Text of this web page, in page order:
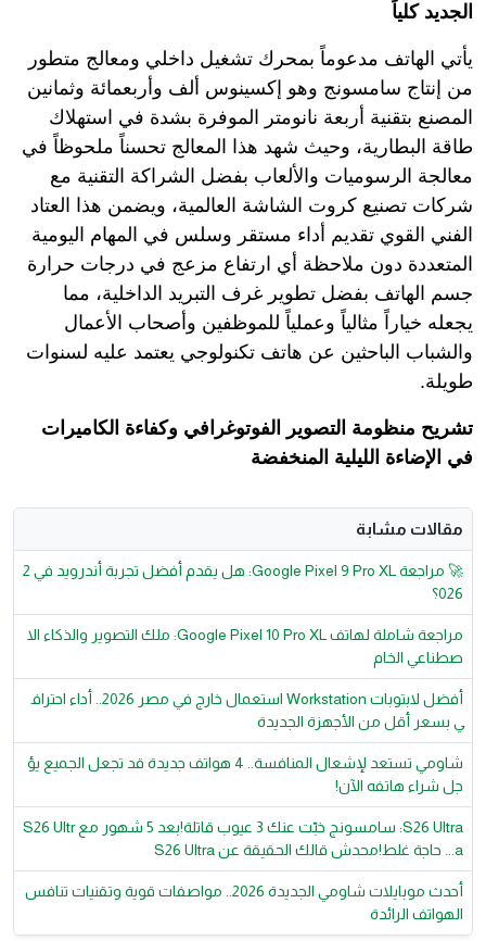
الجديد كلياً
يأتي الهاتف مدعوماً بمحرك تشغيل داخلي ومعالج متطور
من إنتاج سامسونج وهو إكسينوس ألف وأربعمائة وثمانين
المصنع بتقنية أربعة نانومتر الموفرة بشدة في استهلاك
طاقة البطارية، وحيث شهد هذا المعالج تحسناً ملحوظاً في
معالجة الرسوميات والألعاب بفضل الشراكة التقنية مع
شركات تصنيع كروت الشاشة العالمية، ويضمن هذا العتاد
الفني القوي تقديم أداء مستقر وسلس في المهام اليومية
المتعددة دون ملاحظة أي ارتفاع مزعج في درجات حرارة
جسم الهاتف بفضل تطوير غرف التبريد الداخلية، مما
يجعله خياراً مثالياً وعملياً للموظفين وأصحاب الأعمال
والشباب الباحثين عن هاتف تكنولوجي يعتمد عليه لسنوات
طويلة.
تشريح منظومة التصوير الفوتوغرافي وكفاءة الكاميرات
في الإضاءة الليلية المنخفضة
مقالات مشابة
🚀 مراجعة Google Pixel 9 Pro XL: هل يقدم أفضل تجربة أندرويد في 2
026؟
مراجعة شاملة لهاتف Google Pixel 10 Pro XL: ملك التصوير والذكاء الا
صطناعي الخام
أفضل لابتوبات Workstation استعمال خارج في مصر 2026.. أداء احتراف
ي بسعر أقل من الأجهزة الجديدة
شاومي تستعد لإشعال المنافسة.. 4 هواتف جديدة قد تجعل الجميع يؤ
جل شراء هاتفه الآن!
S26 Ultra: سامسونج خبّت عنك 3 عيوب قاتلة!بعد 5 شهور مع S26 Ultr
a... حاجة غلط!محدش قالك الحقيقة عن S26 Ultra
أحدث موبايلات شاومي الجديدة 2026.. مواصفات قوية وتقنيات تنافس
الهواتف الرائدة